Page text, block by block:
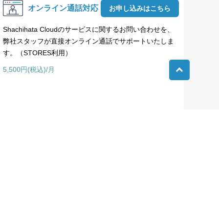
オンライン通話対応
Shachihata Cloudのサービスに関するお問い合わせを、
弊社スタッフが直接オンライン通話でサポートいたしま
す。（STORES利用）
5,500円(税込)/月
お申し込みはこちら